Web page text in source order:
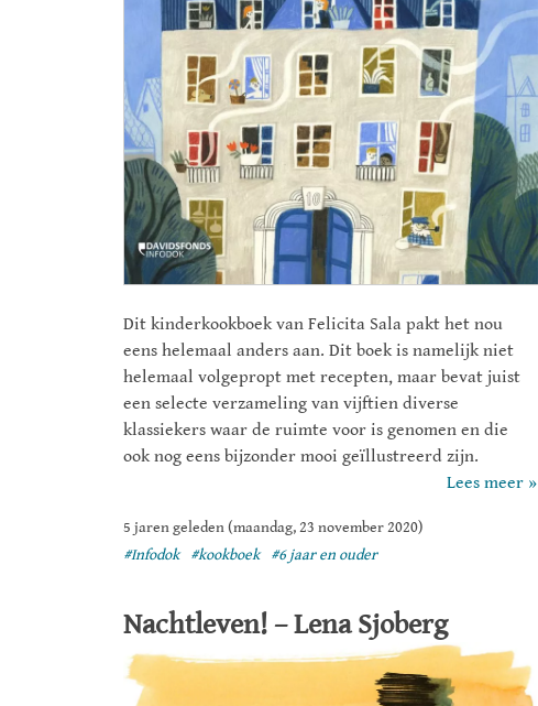
Dit kinderkookboek van Felicita Sala pakt het nou
eens helemaal anders aan. Dit boek is namelijk niet
helemaal volgepropt met recepten, maar bevat juist
een selecte verzameling van vijftien diverse
klassiekers waar de ruimte voor is genomen en die
ook nog eens bijzonder mooi geïllustreerd zijn.
Lees meer »
5 jaren geleden (maandag, 23 november 2020)
#Infodok
#kookboek #6 jaar en ouder
Nachtleven! – Lena Sjoberg